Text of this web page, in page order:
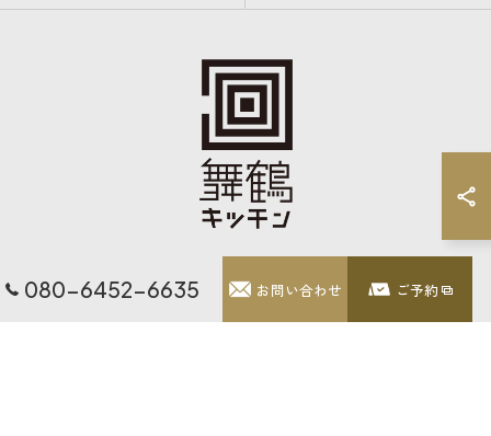
080-6452-6635 お問い合わせ ご予約
© 2026 福岡県天神のレストランなら舞鶴キッチン ALL RIGHTS RESERVED.